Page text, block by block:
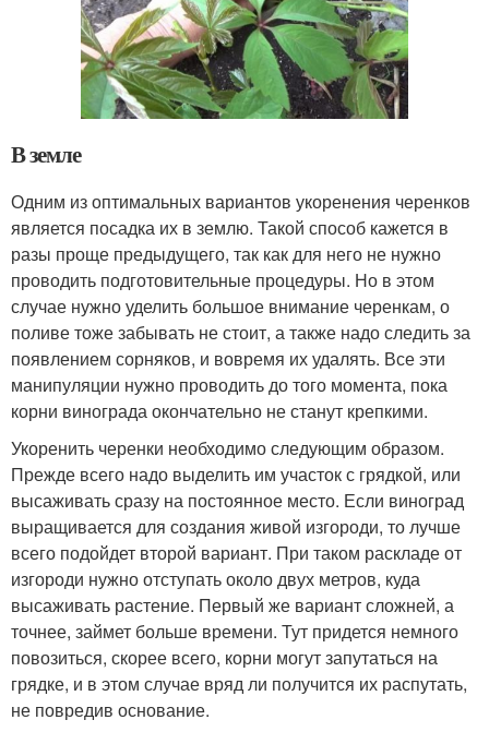
В земле
Одним из оптимальных вариантов укоренения черенков
является посадка их в землю. Такой способ кажется в
разы проще предыдущего, так как для него не нужно
проводить подготовительные процедуры. Но в этом
случае нужно уделить большое внимание черенкам, о
поливе тоже забывать не стоит, а также надо следить за
появлением сорняков, и вовремя их удалять. Все эти
манипуляции нужно проводить до того момента, пока
корни винограда окончательно не станут крепкими.
Укоренить черенки необходимо следующим образом.
Прежде всего надо выделить им участок с грядкой, или
высаживать сразу на постоянное место. Если виноград
выращивается для создания живой изгороди, то лучше
всего подойдет второй вариант. При таком раскладе от
изгороди нужно отступать около двух метров, куда
высаживать растение. Первый же вариант сложней, а
точнее, займет больше времени. Тут придется немного
повозиться, скорее всего, корни могут запутаться на
грядке, и в этом случае вряд ли получится их распутать,
не повредив основание.